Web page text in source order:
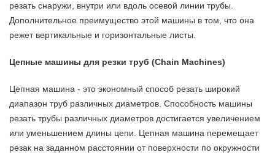
резать снаружи, внутри или вдоль осевой линии трубы.
Дополнительное преимущество этой машины в том, что она
режет вертикальные и горизонтальные листы.
Цепные машины для резки труб (Chain Machines)
Цепная машина - это экономный способ резать широкий
диапазон труб различных диаметров. Способность машины
резать трубы различных диаметров достигается увеличением
или уменьшением длины цепи. Цепная машина перемещает
резак на заданном расстоянии от поверхности по окружности